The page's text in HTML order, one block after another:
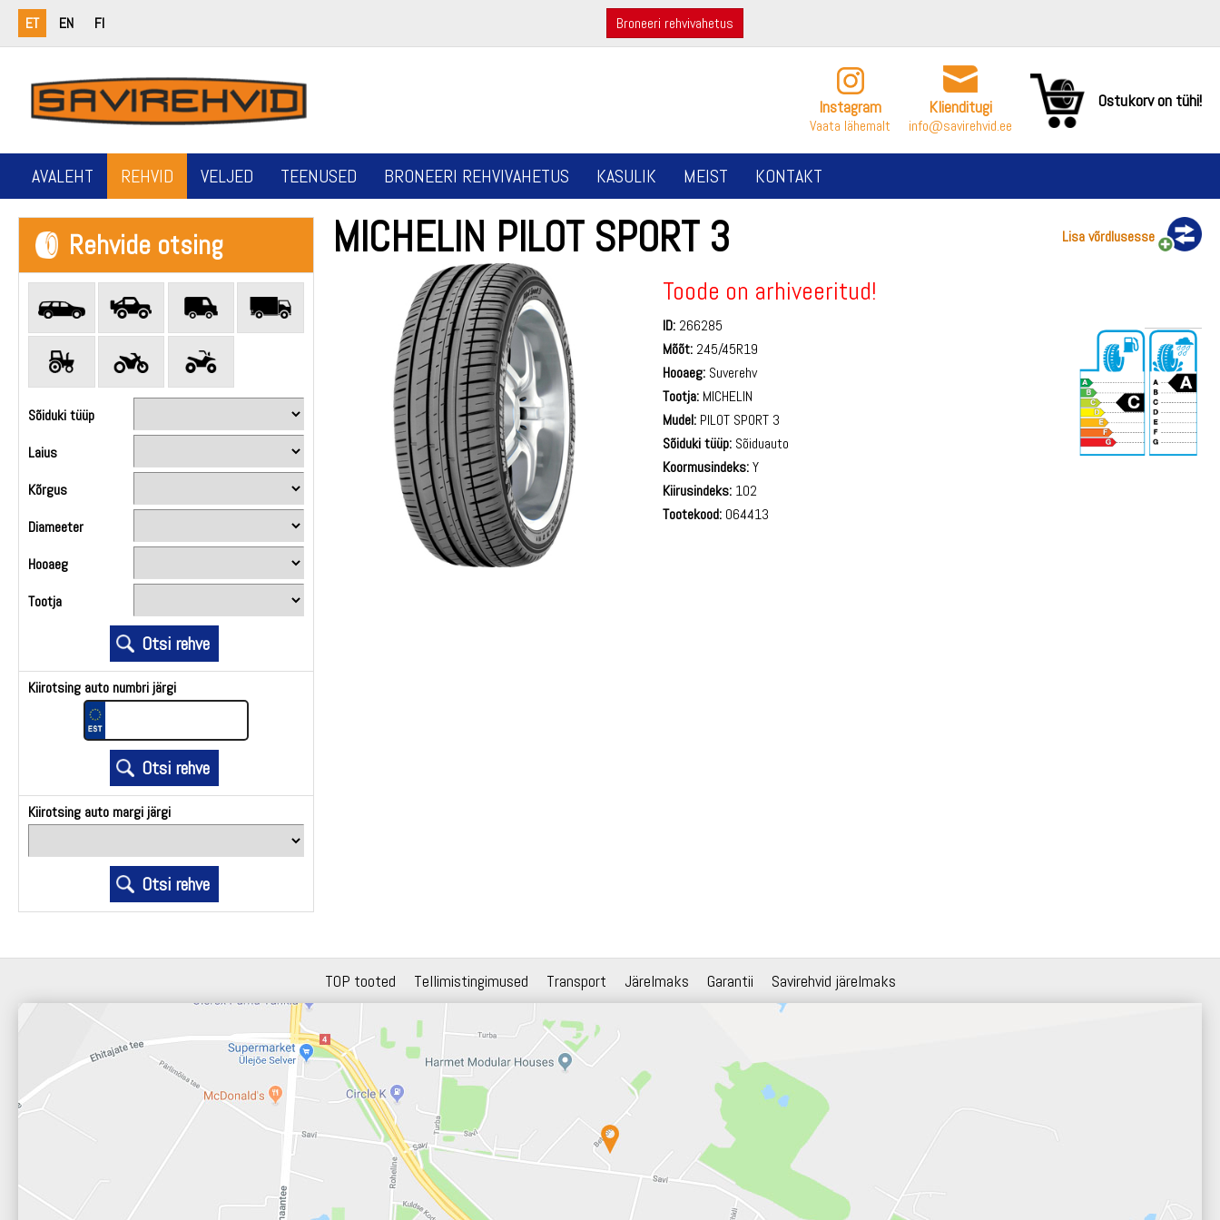
ET EN FI Broneeri rehvivahetus
Instagram
Vaata lähemalt
Klienditugi
info@savirehvid.ee
Ostukorv on tühi!
AVALEHT REHVID VELJED TEENUSED BRONEERI REHVIVAHETUS KASULIK MEIST KONTAKT
Rehvide otsing
Sõiduki tüüp
Laius
Kõrgus
Diameeter
Hooaeg
Tootja
Kiirotsing auto numbri järgi
Kiirotsing auto margi järgi
MICHELIN PILOT SPORT 3 Lisa võrdlusesse
Toode on arhiveeritud!
ID: 266285
Mõõt: 245/45R19
Hooaeg: Suverehv
Tootja: MICHELIN
Mudel: PILOT SPORT 3
Sõiduki tüüp: Sõiduauto
Koormusindeks:Y
Kiirusindeks: 102
Tootekood: 064413
TOP tooted Tellimistingimused Transport Järelmaks Garantii Savirehvid järelmaks